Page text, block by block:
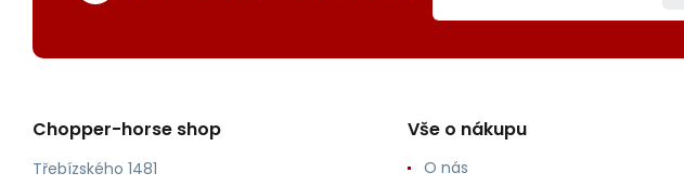
Chopper-horse shop
Třebízského 1481
Vše o nákupu
O nás